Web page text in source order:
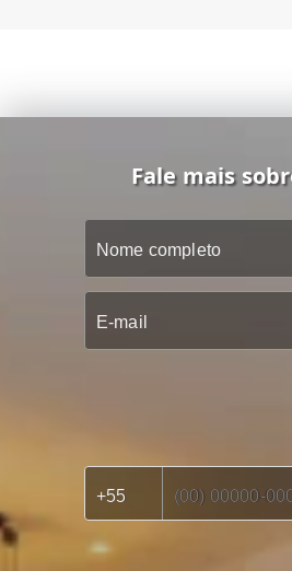
Fale mais